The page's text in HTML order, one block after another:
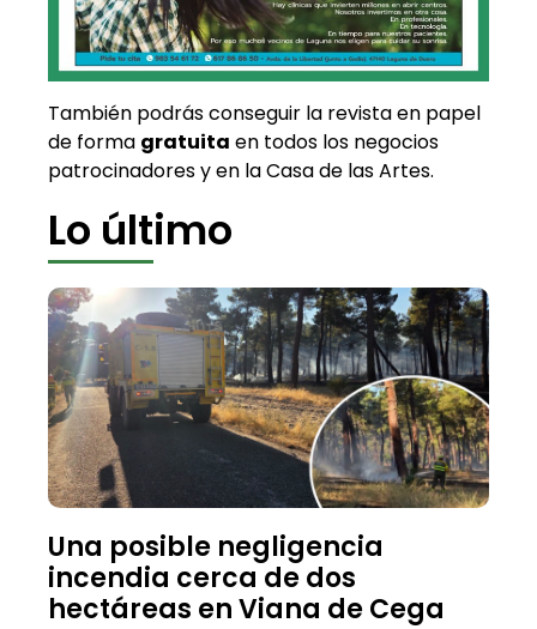
También podrás conseguir la revista en papel
de forma gratuita en todos los negocios
patrocinadores y en la Casa de las Artes.
Lo último
Una posible negligencia
incendia cerca de dos
hectáreas en Viana de Cega